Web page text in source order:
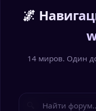
🌌
14 миров. Один